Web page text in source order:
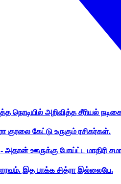
நொடியில் அறிவித்த சீரியல்
குரலை கேட்டு உருகும் ரசிகர்கள்.
ஊருக்கு போய்ட்ட மாதிரி
இத பாக்க சித்ரா இல்லையே.